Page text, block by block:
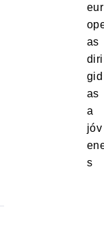
eur
as
diri
gid
as
a
jóv
s